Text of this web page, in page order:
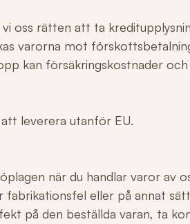
oss rätten att ta
varorna mot
kan försäkringskostnader
leverera utanför EU.
när du handlar varor av
fabrikationsfel eller på annat
på den beställda varan, ta